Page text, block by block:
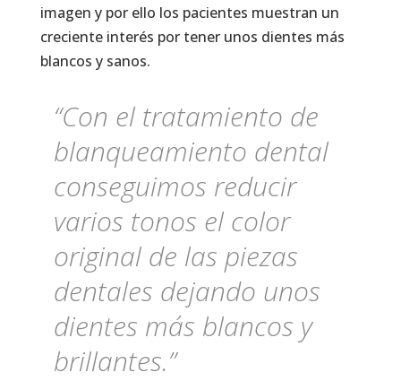
imagen y por ello los pacientes muestran un
creciente interés por tener unos dientes más
blancos y sanos.
“Con el tratamiento de
blanqueamiento dental
conseguimos reducir
varios tonos el color
original de las piezas
dentales dejando unos
dientes más blancos y
brillantes.”